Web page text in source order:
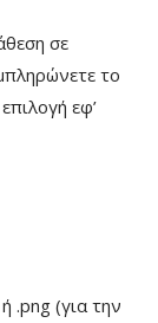
σε
το
εφ’
.png (για την